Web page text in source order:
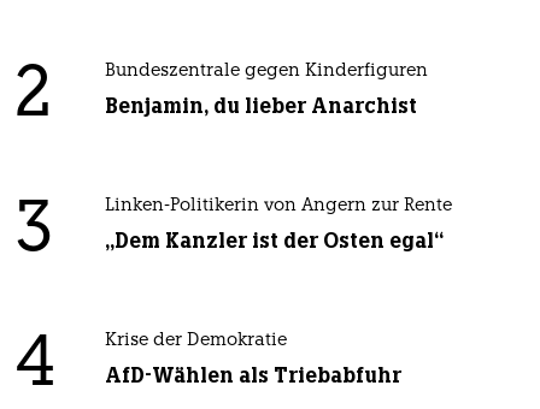
2 Bundeszentrale gegen Kinderfiguren
Benjamin, du lieber Anarchist
3 Linken-Politikerin von Angern zur Rente
„Dem Kanzler ist der Osten egal“
4 Krise der Demokratie
AfD-Wählen als Triebabfuhr